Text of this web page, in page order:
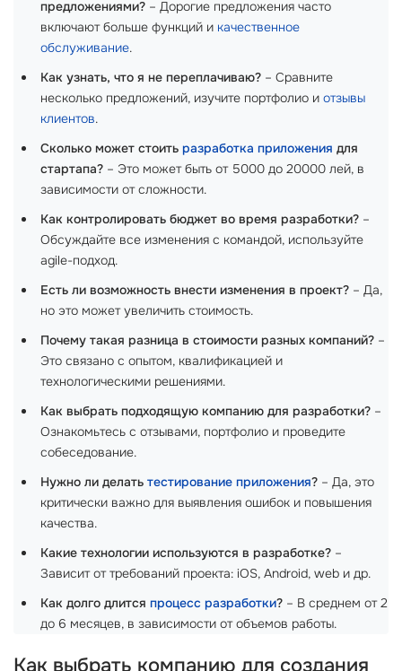
предложениями? – Дорогие предложения часто
включают больше функций и качественное
обслуживание.
Как узнать, что я не переплачиваю? – Сравните
несколько предложений, изучите портфолио и отзывы
клиентов.
Сколько может стоить разработка приложения для
стартапа? – Это может быть от 5000 до 20000 лей, в
зависимости от сложности.
Как контролировать бюджет во время разработки? –
Обсуждайте все изменения с командой, используйте
agile-подход.
Есть ли возможность внести изменения в проект? – Да,
но это может увеличить стоимость.
Почему такая разница в стоимости разных компаний? –
Это связано с опытом, квалификацией и
технологическими решениями.
Как выбрать подходящую компанию для разработки? –
Ознакомьтесь с отзывами, портфолио и проведите
собеседование.
Нужно ли делать тестирование приложения? – Да, это
критически важно для выявления ошибок и повышения
качества.
Какие технологии используются в разработке? –
Зависит от требований проекта: iOS, Android, web и др.
Как долго длится процесс разработки? – В среднем от 2
до 6 месяцев, в зависимости от объемов работы.
Как выбрать компанию для создания